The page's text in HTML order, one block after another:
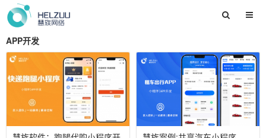
APP开发